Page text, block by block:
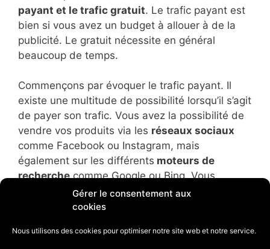
Gérer le consentement aux
cookies
Nous utilisons des cookies pour optimiser notre site web et notre service.
payant et le trafic gratuit. Le trafic payant est
bien si vous avez un budget à allouer à de la
publicité. Le gratuit nécessite en général
beaucoup de temps.
Commençons par évoquer le trafic payant. Il
existe une multitude de possibilité lorsqu’il s’agit
de payer son trafic. Vous avez la possibilité de
vendre vos produits via les réseaux sociaux
comme Facebook ou Instagram, mais
également sur les différents moteurs de
recherchecomme Google ou Bing. Vous
pouvez aussi faire de lapublicité sur d’autres
sites internet. Toutes ces solutions vous
par intérêt, soit par mot-clé. Nous vous invitons